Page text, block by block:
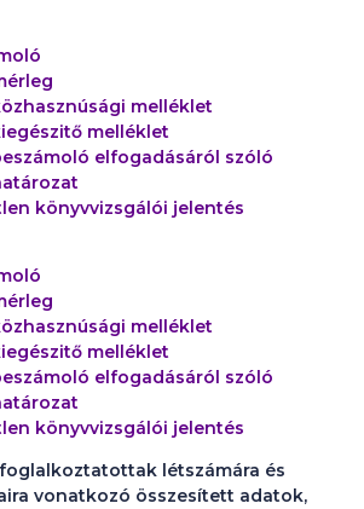
melléklet
melléklet
elfogadásáról szóló
könyvvizsgálói jelentés
melléklet
melléklet
elfogadásáról szóló
könyvvizsgálói jelentés
létszámára és
vonatkozó összesített adatok,